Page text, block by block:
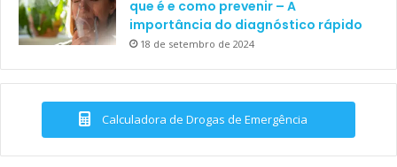
que é e como prevenir – A
importância do diagnóstico rápido
18 de setembro de 2024
Calculadora de Drogas de Emergência